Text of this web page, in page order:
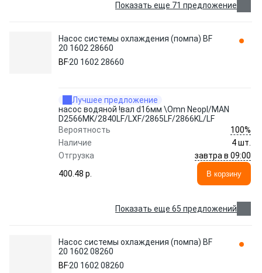
Показать еще 71 предложение
Насос системы охлаждения (помпа) BF
20 1602 28660
BF20 1602 28660
Лучшее предложение
насос водяной !вал d16мм \Omn Neopl/MAN
D2566MK/2840LF/LXF/2865LF/2866KL/LF
Вероятность
100%
Наличие
4 шт.
Отгрузка
завтра в 09:00
400.48 p.
В корзину
Показать еще 65 предложений
Насос системы охлаждения (помпа) BF
20 1602 08260
BF20 1602 08260